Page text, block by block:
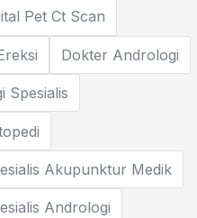
Pet Ct Scan
Dokter Andrologi
Spesialis
Akupunktur Medik
Andrologi